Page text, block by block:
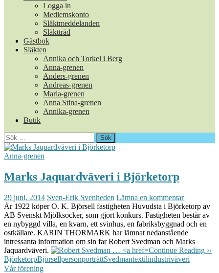
Logga in
Medlemskonto
Släktmeddelanden
Släktträd
Gästbok
Släkten
Annika och Torkel i Berg
Anna-grenen
Anders-grenen
Andreas-grenen
Maria-grenen
Anna Stina-grenen
Annika-grenen
Butik
Sök
efter:
Anna-grenen
Marks Jaquardväveri i Björketorp
29 juni, 2014 Sven-Erik Svenheden Lämna en kommentar
År 1922 köper O. K. Björsell fastigheten Huvudsta i Björketorp av
AB Svenskt Mjölksocker, som gjort konkurs. Fastigheten består av
en nybyggd villa, en kvarn, ett svinhus, en fabriksbyggnad och en
ostkällare. KARIN THORMARK har lämnat nedanstående
intressanta information om sin far Robert Svedman och Marks
Jaquardväveri.
Continue Reading ››
BjörketorpBjörsellpersonporträttSvedmantextilindustriväveri
Vår förening